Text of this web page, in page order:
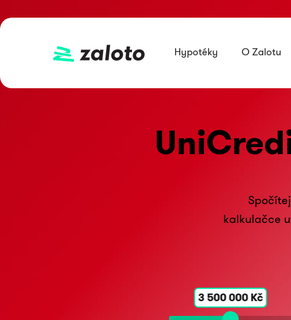
Hypotéky O Zalotu
kalkulačce
3 500 000 Kč